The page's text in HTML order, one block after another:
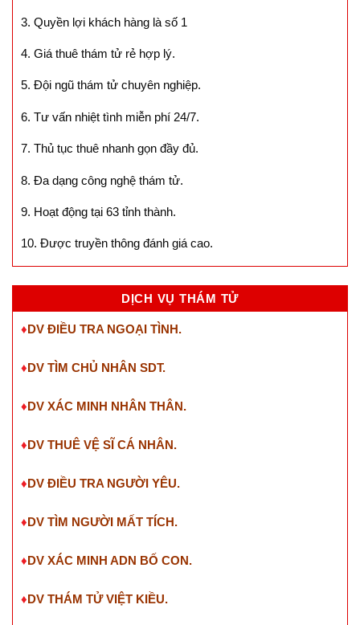
3. Quyền lợi khách hàng là số 1
4. Giá thuê thám tử rẻ hợp lý.
5. Đội ngũ thám tử chuyên nghiệp.
6. Tư vấn nhiệt tình miễn phí 24/7.
7. Thủ tục thuê nhanh gọn đầy đủ.
8. Đa dạng công nghệ thám tử.
9. Hoạt động tại 63 tỉnh thành.
10. Được truyền thông đánh giá cao.
DỊCH VỤ THÁM TỬ
♦DV ĐIỀU TRA NGOẠI TÌNH.
♦DV TÌM CHỦ NHÂN SDT.
♦DV XÁC MINH NHÂN THÂN.
♦DV THUÊ VỆ SĨ CÁ NHÂN.
♦DV ĐIỀU TRA NGƯỜI YÊU.
♦DV TÌM NGƯỜI MẤT TÍCH.
♦DV XÁC MINH ADN BỐ CON.
♦DV THÁM TỬ VIỆT KIỀU.